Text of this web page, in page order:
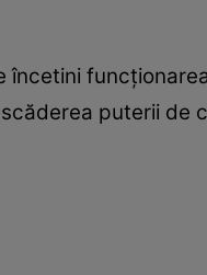
încetini
puterii de